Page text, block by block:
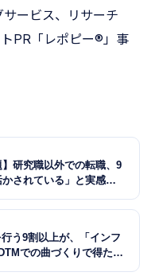
ービス、リサーチ
PR「レポピー®︎」事
】研究職以外での転職、9
されている」と実感〜
う9割以上が、「インフ
での曲づくりで得たス